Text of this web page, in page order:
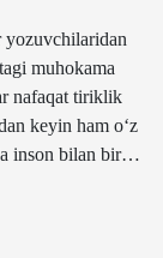
yozuvchilaridan
muhokama
nafaqat tiriklik
keyin ham o‘z
inson bilan birga